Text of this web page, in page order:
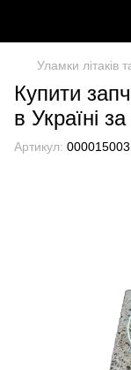
Уламки літаків
Купити
в Україні
Артикул: 000015003